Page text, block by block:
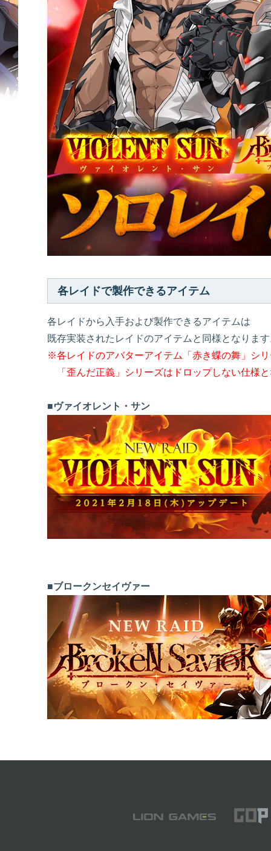
各レイドで製作できるアイテム
各レイドから入手および製作できるアイテムは
既存実装されたレイドのアイテムと同様となりま
※各レイドのアバターアイテム「赤き蝶の舞」シ
「歪んだ正義」シリーズはドロップしない仕様
■ヴァイオレント・サン
■ブロークンセイヴァー